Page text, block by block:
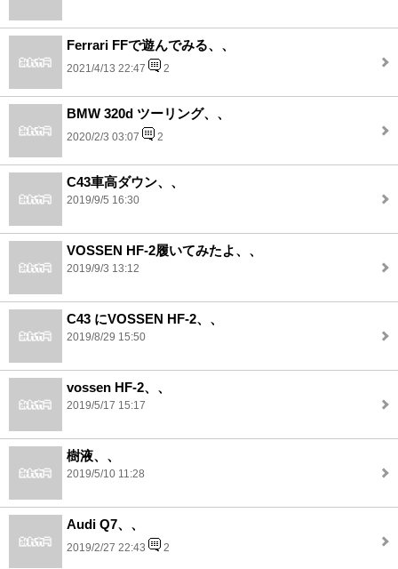
Ferrari FFで遊んでみる、、
2021/4/13 22:47 2
BMW 320d ツーリング、、
2020/2/3 03:07 2
C43車高ダウン、、
2019/9/5 16:30
VOSSEN HF-2履いてみたよ、、
2019/9/3 13:12
C43 にVOSSEN HF-2、、
2019/8/29 15:50
vossen HF-2、、
2019/5/17 15:17
樹液、、
2019/5/10 11:28
Audi Q7、、
2019/2/27 22:43 2